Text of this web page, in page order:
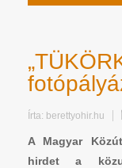
Írta: berettyohir.hu
A Magyar
hirdet a